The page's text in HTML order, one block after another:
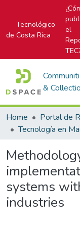
Tecnológico
de Costa Rica
el
&
Home
Tecnología en
systems
industries